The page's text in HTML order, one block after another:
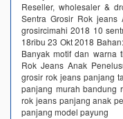
Reseller, wholesaler &
Sentra Grosir Rok jeans
grosircimahi 2018 10
18ribu 23 Okt 2018
Banyak motif dan warna
Rok Jeans Anak
grosir rok jeans panjang
panjang murah bandung
rok jeans panjang anak
panjang model payung